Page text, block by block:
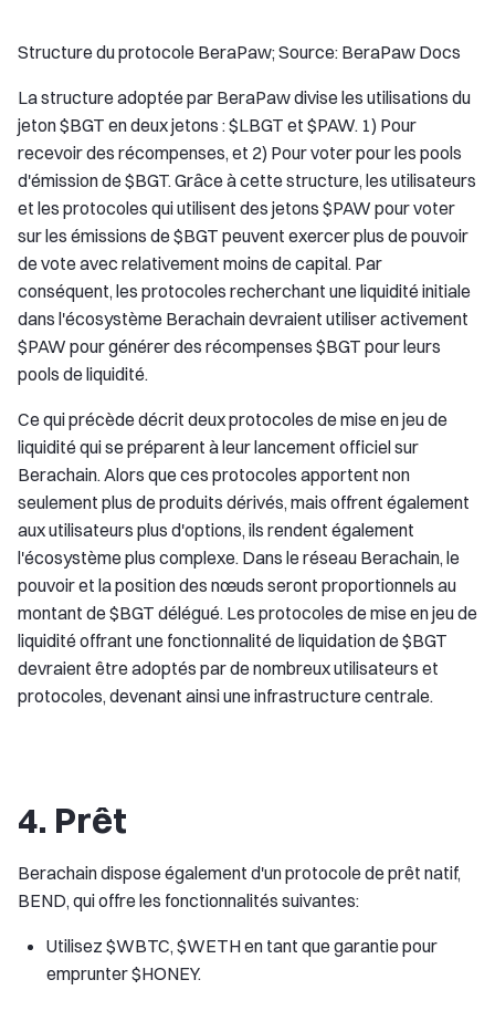
Structure du protocole BeraPaw; Source: BeraPaw Docs
La structure adoptée par BeraPaw divise les utilisations du
jeton $BGT en deux jetons : $LBGT et $PAW. 1) Pour
recevoir des récompenses, et 2) Pour voter pour les pools
d'émission de $BGT. Grâce à cette structure, les utilisateurs
et les protocoles qui utilisent des jetons $PAW pour voter
sur les émissions de $BGT peuvent exercer plus de pouvoir
de vote avec relativement moins de capital. Par
conséquent, les protocoles recherchant une liquidité initiale
dans l'écosystème Berachain devraient utiliser activement
$PAW pour générer des récompenses $BGT pour leurs
pools de liquidité.
Ce qui précède décrit deux protocoles de mise en jeu de
liquidité qui se préparent à leur lancement officiel sur
Berachain. Alors que ces protocoles apportent non
seulement plus de produits dérivés, mais offrent également
aux utilisateurs plus d'options, ils rendent également
l'écosystème plus complexe. Dans le réseau Berachain, le
pouvoir et la position des nœuds seront proportionnels au
montant de $BGT délégué. Les protocoles de mise en jeu de
liquidité offrant une fonctionnalité de liquidation de $BGT
devraient être adoptés par de nombreux utilisateurs et
protocoles, devenant ainsi une infrastructure centrale.
4. Prêt
Berachain dispose également d'un protocole de prêt natif,
BEND, qui offre les fonctionnalités suivantes:
Utilisez $WBTC, $WETH en tant que garantie pour
emprunter $HONEY.